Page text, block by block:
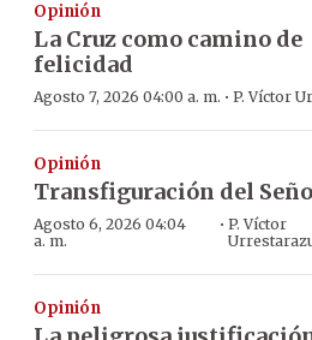
Opinión
La Cruz como camino de
felicidad
Agosto 7, 2026 04:00 a. m. · P. Víctor
Opinión
Transfiguración del
Agosto 6, 2026 04:04
a. m.
· P. Víctor
Opinión